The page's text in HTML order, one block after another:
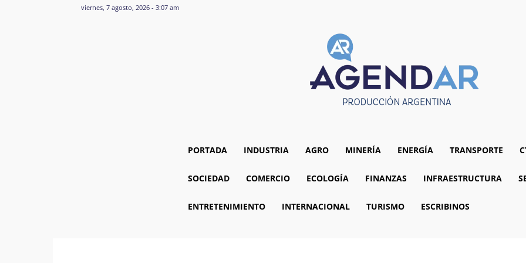
viernes, 7 agosto, 2026 - 3:07 am
PORTADA INDUSTRIA AGRO MINERÍA ENERGÍA TRANSPORTE
SOCIEDAD COMERCIO ECOLOGÍA FINANZAS INFRAESTRUCTURA
ENTRETENIMIENTO INTERNACIONAL TURISMO ESCRIBINOS